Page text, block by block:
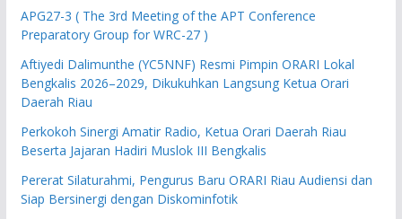
APG27-3 ( The 3rd Meeting of the APT Conference
Preparatory Group for WRC-27 )
Aftiyedi Dalimunthe (YC5NNF) Resmi Pimpin ORARI Lokal
Bengkalis 2026–2029, Dikukuhkan Langsung Ketua Orari
Daerah Riau
Perkokoh Sinergi Amatir Radio, Ketua Orari Daerah Riau
Beserta Jajaran Hadiri Muslok III Bengkalis
Pererat Silaturahmi, Pengurus Baru ORARI Riau Audiensi dan
Siap Bersinergi dengan Diskominfotik